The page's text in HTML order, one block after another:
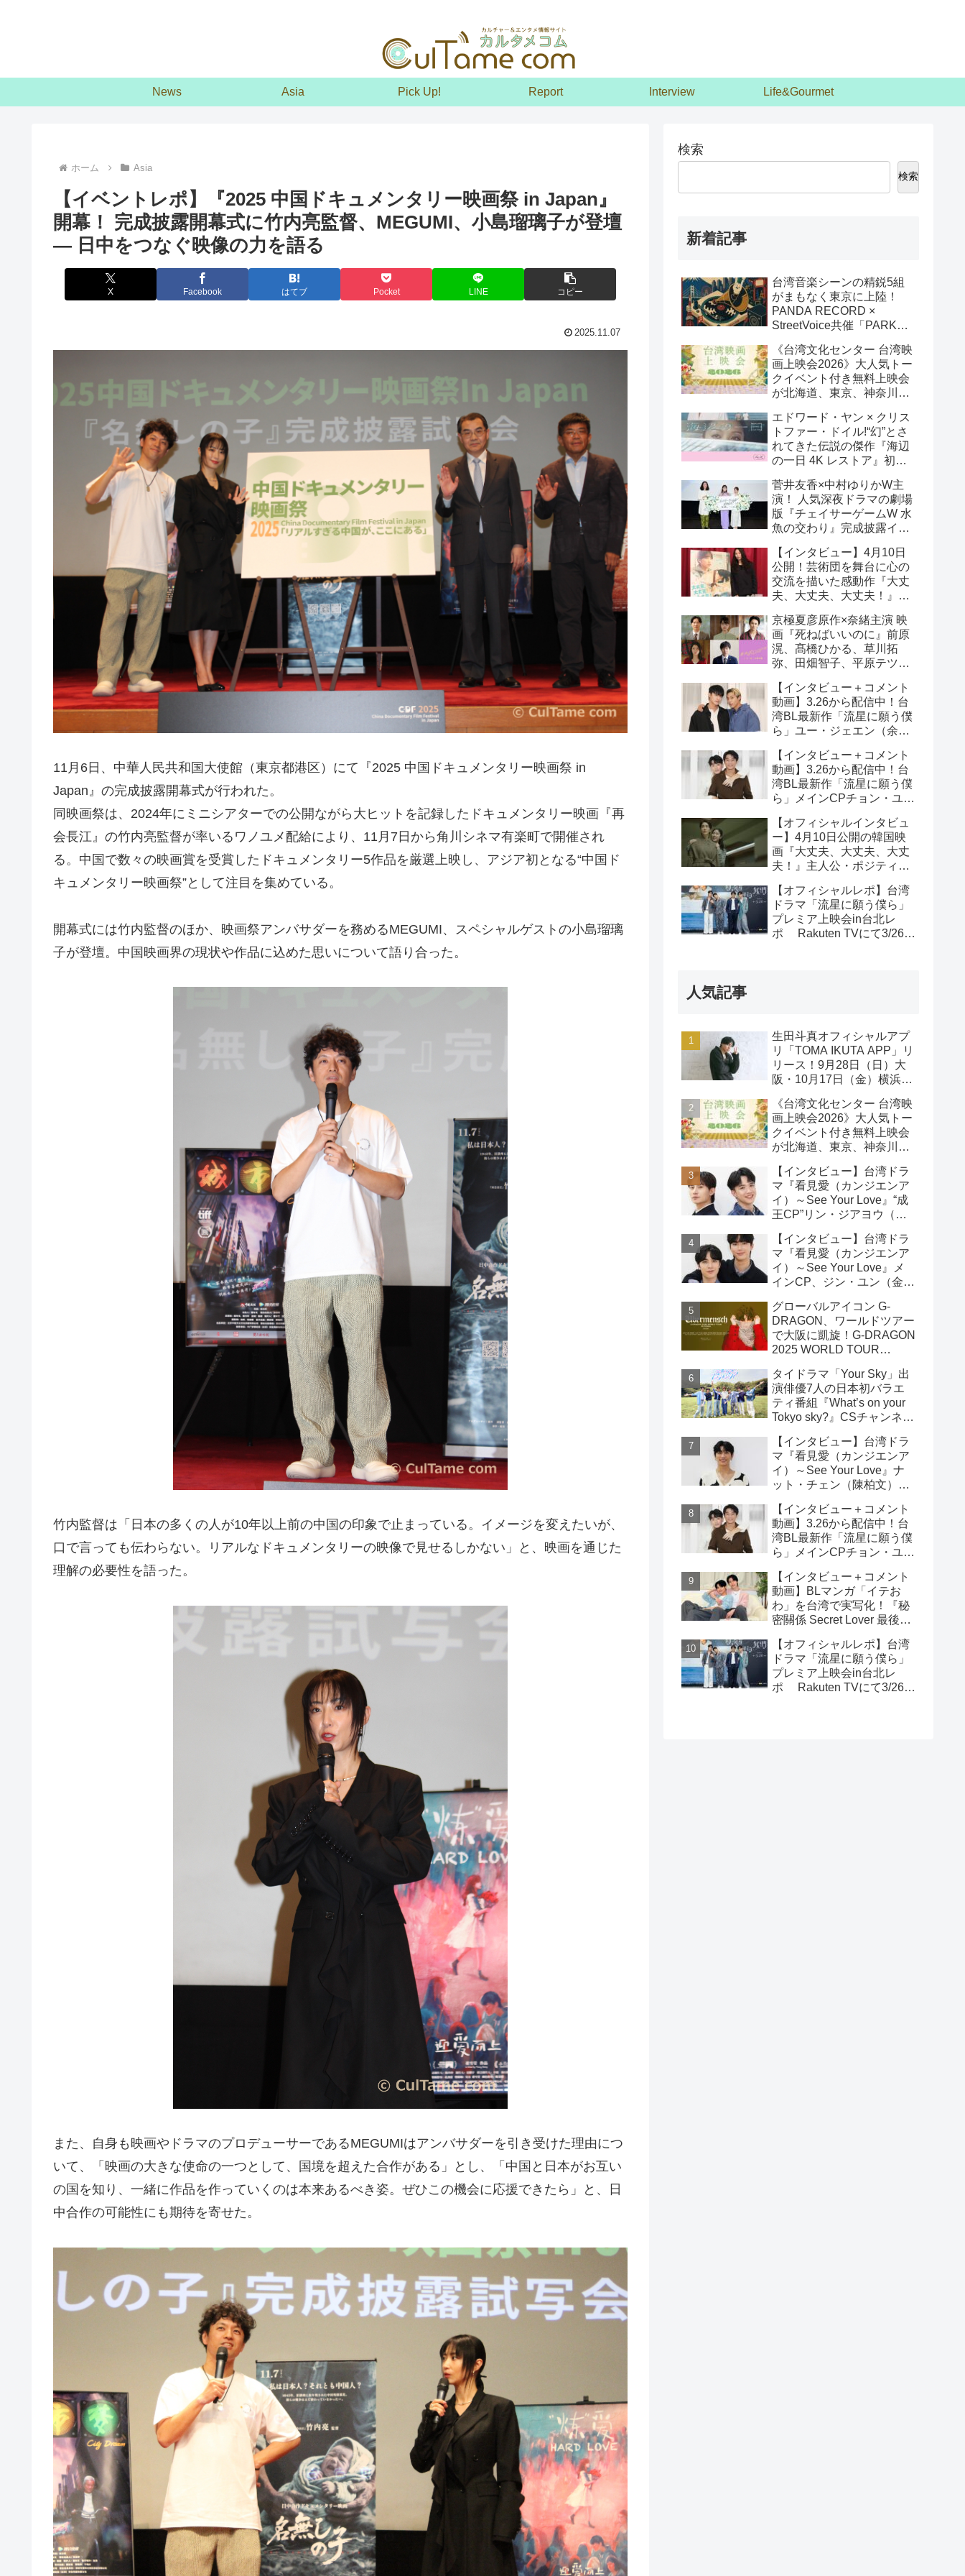
News Asia Pick Up! Report Interview Life&Gourmet
ホーム Asia
【イベントレポ】『2025 中国ドキュメンタリー映画祭 in Japan』
開幕！ 完成披露開幕式に竹内亮監督、MEGUMI、小島瑠璃子が登壇
― 日中をつなぐ映像の力を語る
X Facebook はてブ Pocket LINE コピー
2025.11.07
11月6日、中華人民共和国大使館（東京都港区）にて『2025 中国ドキュメンタリー映画祭 in
Japan』の完成披露開幕式が行われた。
同映画祭は、2024年にミニシアターでの公開ながら大ヒットを記録したドキュメンタリー映画『再
会長江』の竹内亮監督が率いるワノユメ配給により、11月7日から角川シネマ有楽町で開催され
る。中国で数々の映画賞を受賞したドキュメンタリー5作品を厳選上映し、アジア初となる“中国ド
キュメンタリー映画祭”として注目を集めている。
開幕式には竹内監督のほか、映画祭アンバサダーを務めるMEGUMI、スペシャルゲストの小島瑠璃
子が登壇。中国映画界の現状や作品に込めた思いについて語り合った。
竹内監督は「日本の多くの人が10年以上前の中国の印象で止まっている。イメージを変えたいが、
口で言っても伝わらない。リアルなドキュメンタリーの映像で見せるしかない」と、映画を通じた
理解の必要性を語った。
また、自身も映画やドラマのプロデューサーであるMEGUMIはアンバサダーを引き受けた理由につ
いて、「映画の大きな使命の一つとして、国境を超えた合作がある」とし、「中国と日本がお互い
の国を知り、一緒に作品を作っていくのは本来あるべき姿。ぜひこの機会に応援できたら」と、日
中合作の可能性にも期待を寄せた。
検索
検索
新着記事
台湾音楽シーンの精鋭5組
がまもなく東京に上陸！
PANDA RECORD ×
StreetVoice共催「PARK
好評発売中！
《台湾文化センター 台湾映
画上映会2026》大人気トー
クイベント付き無料上映会
が北海道、東京、神奈川、
決定!
エドワード・ヤン × クリス
トファー・ドイル!“幻”とさ
れてきた伝説の傑作『海辺
の一日 4K レストア』初の
『恐怖分子 デジタルリマス
ター』上映も!
菅井友香×中村ゆりかW主
演！ 人気深夜ドラマの劇場
版『チェイサーゲームW 水
魚の交わり』完成披露イベ
恋愛相談トーク開催！
【インタビュー】4月10日
公開！芸術団を舞台に心の
交流を描いた感動作『大丈
夫、大丈夫、大丈夫！』キ
ー
京極夏彦原作×奈緒主演 映
画『死ねばいいのに』前原
滉、髙橋ひかる、草川拓
弥、田畑智子、平原テツら
【インタビュー＋コメント
動画】3.26から配信中！台
湾BL最新作「流星に願う僕
ら」ユー・ジェエン（余杰
うた）インタビュー！サイ
ン入りチェキ読プレも
【インタビュー＋コメント
動画】3.26から配信中！台
湾BL最新作「流星に願う僕
ら」メインCPチョン・ユエ
ー・モンシュエン（初孟
軒） インタビュー！サイン
入りチェキ読プレも
【オフィシャルインタビュ
ー】4月10日公開の韓国映
画『大丈夫、大丈夫、大丈
夫！』主人公・ポジティブ
映画の見どころを紹介！
【オフィシャルレポ】台湾
ドラマ「流星に願う僕ら」
プレミア上映会in台北レ
ポ Rakuten TVにて3/26～
人気記事
生田斗真オフィシャルアプ
リ「TOMA IKUTA APP」リ
リース！9月28日（日）大
阪・10月17日（金）横浜に
ング開催！
《台湾文化センター 台湾映
画上映会2026》大人気トー
クイベント付き無料上映会
が北海道、東京、神奈川、
決定!
【インタビュー】台湾ドラ
マ『看見愛（カンジエンア
イ）～See Your Love』“成
王CP”リン・ジアヨウ（林
（林詠傑）インタビュー
【インタビュー】台湾ドラ
マ『看見愛（カンジエンア
イ）～See Your Love』メ
インCP、ジン・ユン（金
宇）インタビュー
グローバルアイコン G-
DRAGON、ワールドツアー
で大阪に凱旋！G-DRAGON
2025 WORLD TOUR
ENCORE 9月23日(火・
祝)18:00よりファンクラブ
先行受付開始！！
タイドラマ「Your Sky」出
演俳優7人の日本初バラエ
ティ番組『What’s on your
Tokyo sky?』CSチャンネ
日（日）19時30分 独占放
送！！
【インタビュー】台湾ドラ
マ『看見愛（カンジエンア
イ）～See Your Love』ナ
ット・チェン（陳柏文）イ
【インタビュー＋コメント
動画】3.26から配信中！台
湾BL最新作「流星に願う僕
ら」メインCPチョン・ユエ
ー・モンシュエン（初孟
軒） インタビュー！サイン
入りチェキ読プレも
【インタビュー＋コメント
動画】BLマンガ「イテお
わ」を台湾で実写化！『秘
密關係 Secret Lover 最後の
豪）＆Chance（成晞）イン
タビュー 12月26日(金)よ
りシネマート新宿ほか全国
公開！
【オフィシャルレポ】台湾
ドラマ「流星に願う僕ら」
プレミア上映会in台北レ
ポ Rakuten TVにて3/26～